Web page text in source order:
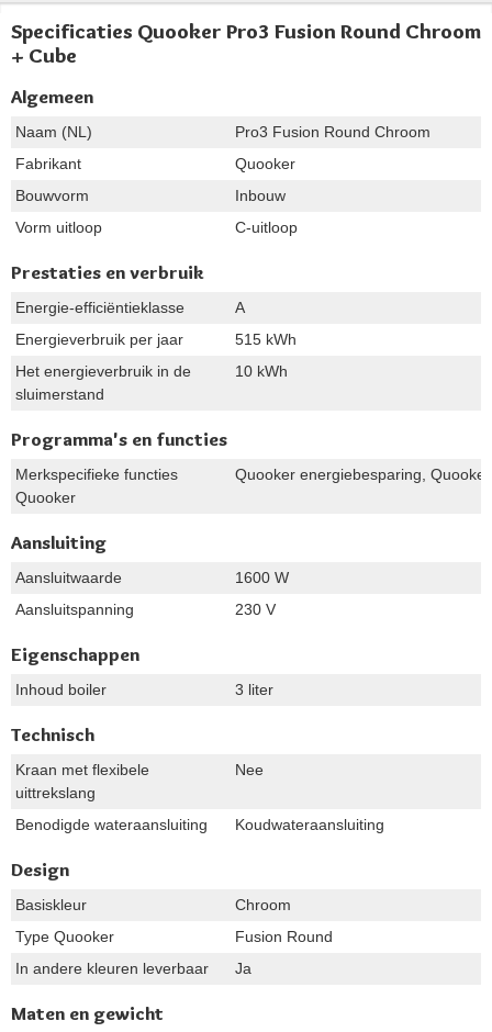
Specificaties Quooker Pro3 Fusion Round Chroom
+ Cube
Algemeen
Naam (NL)
Pro3 Fusion Round Chroom
Fabrikant
Quooker
Bouwvorm
Inbouw
Vorm uitloop
C-uitloop
Prestaties en verbruik
Energie-efficiëntieklasse
A
Energieverbruik per jaar
515 kWh
Het energieverbruik in de
sluimerstand
10 kWh
Programma's en functies
Merkspecifieke functies
Quooker
Quooker energiebesparing,
Aansluiting
Aansluitwaarde
1600 W
Aansluitspanning
230 V
Eigenschappen
Inhoud boiler 3 liter
Technisch
Kraan met flexibele
uittrekslang
Nee
Benodigde wateraansluiting Koudwateraansluiting
Design
Basiskleur
Chroom
Type Quooker
Fusion Round
In andere kleuren leverbaar
Ja
Maten en gewicht